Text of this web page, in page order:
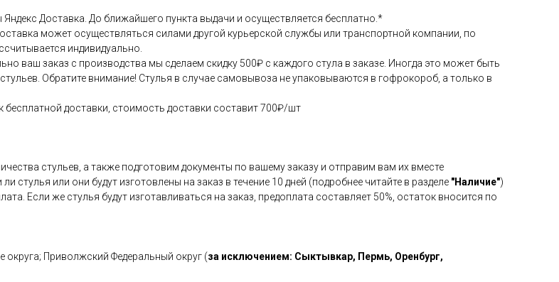
Доставка. До ближайшего пункта выдачи и осуществляется бесплатно.*
может осуществляться силами другой курьерской службы или транспортной компании, по
индивидуально.
ваш заказ с производства мы сделаем скидку 500₽ с каждого стула в заказе. Иногда это может быть
Обратите внимание! Стулья в случае самовывоза не упаковываются в гофрокороб, а только в
доставки, стоимость доставки составит 700₽/шт
стульев, а также подготовим документы по вашему заказу и отправим вам их вместе
или они будут изготовлены на заказ в течение 10 дней (подробнее читайте в разделе "Наличие")
Если же стулья будут изготавливаться на заказ, предоплата составляет 50%, остаток вносится по
Приволжский Федеральный округ (за исключением: Сыктывкар, Пермь, Оренбург,